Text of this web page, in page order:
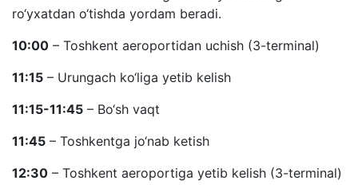
ro‘yxatdan o‘tishda yordam beradi.
10:00 – Toshkent aeroportidan uchish (3-terminal)
11:15 – Urungach ko‘liga yetib kelish
11:15-11:45 – Bo‘sh vaqt
11:45 – Toshkentga jo‘nab ketish
12:30 – Toshkent aeroportiga yetib kelish (3-terminal)